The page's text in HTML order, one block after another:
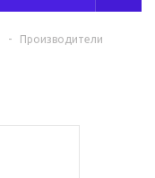
- Производители